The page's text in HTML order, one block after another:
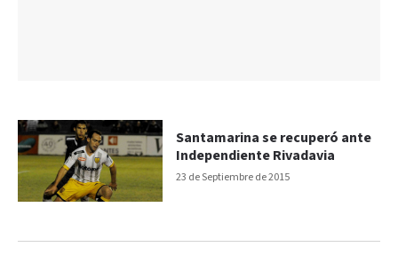
23 de Septiembre de 2015
Santamarina se recuperó ante
Independiente Rivadavia